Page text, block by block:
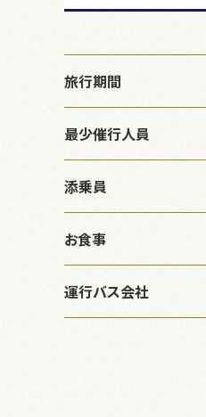
旅行期間
最少催行人員
添乗員
お食事
運行バス会社